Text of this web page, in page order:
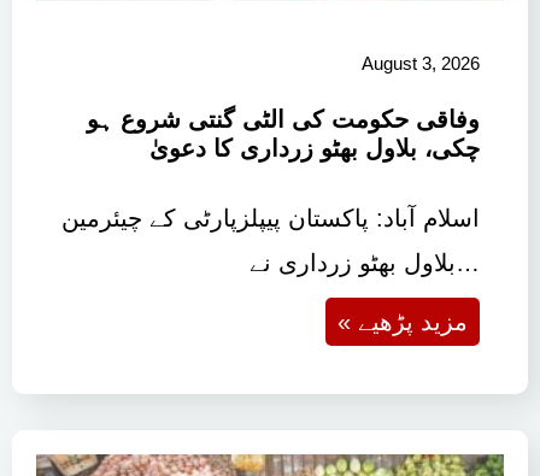
August 3, 2026
وفاقی حکومت کی الٹی گنتی شروع ہو
چکی، بلاول بھٹو زرداری کا دعویٰ
اسلام آباد: پاکستان پیپلزپارٹی کے چیئرمین
بلاول بھٹو زرداری نے…
« مزید پڑھیے